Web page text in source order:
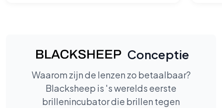
Conceptie
Waarom zijn de lenzen zo betaalbaar?
Blacksheep is 's werelds eerste
brillenincubator die brillen tegen